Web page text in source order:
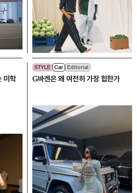
미학
STYLE Car Editorial
G바겐은 왜 여전히 가장 힙한가